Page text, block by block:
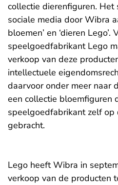
collectie dierenfiguren.
sociale media door Wibra
bloemen’ en ‘dieren Lego’.
speelgoedfabrikant Lego
verkoop van deze
intellectuele
daarvoor onder meer naar
een collectie bloemfiguren
speelgoedfabrikant zelf op
gebracht.
Lego heeft Wibra in
verkoop van de producten